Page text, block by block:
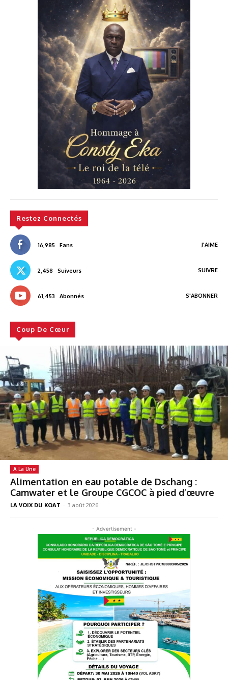
Restez Connectés
16,985 Fans J'AIME
2,458 Suiveurs SUIVRE
61,453 Abonnés S'ABONNER
Coup De Cœur
A La Une
Alimentation en eau potable de Dschang :
Camwater et le Groupe CGCOC à pied d’œuvre
LA VOIX DU KOAT - 3 août 2026
- Advertisement -